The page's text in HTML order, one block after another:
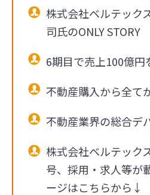
株式会社ベルテッ
司氏のONLY STORY
6期目で売上100億円
不動産購入から全て
不動産業界の総合デ
株式会社ベルテック
号、採用・求人等が
ージはこちらから↓